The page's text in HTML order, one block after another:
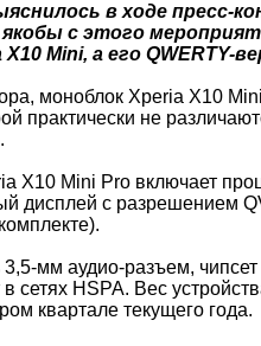
в ходе пресс-
с этого
X10 Mini, а его QWERTY-
моноблок Xperia X10
практически не
X10 Mini Pro включает
дисплей с разрешением
3,5-мм аудио-разъем,
сетях HSPA. Вес
квартале текущего года.